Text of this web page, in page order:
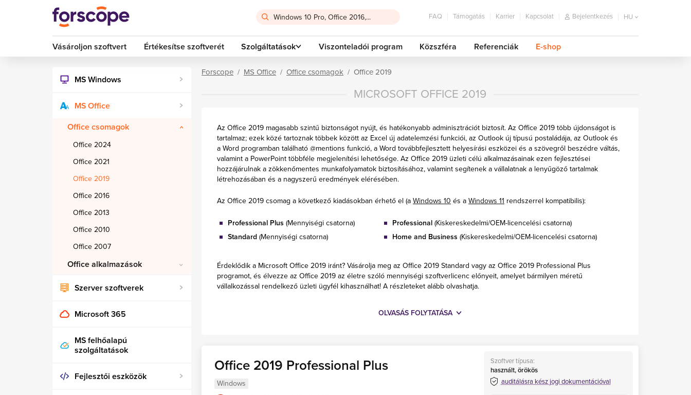
FAQ Támogatás Karrier Kapcsolat Bejelentkezés HU
Vásároljon szoftvert Értékesítse szoftverét Szolgáltatások Viszonteladói program Közszféra Referenciák E-shop
MS Windows
MS Office
Office csomagok
Office 2024
Office 2021
Office 2019
Office 2016
Office 2013
Office 2010
Office 2007
Office alkalmazások
Szerver szoftverek
Microsoft 365
MS felhőalapú
szolgáltatások
Fejlesztői eszközök
Forscope MS Office Office csomagok Office 2019
MICROSOFT OFFICE 2019
Az Office 2019 magasabb szintű biztonságot nyújt, és hatékonyabb adminisztrációt biztosít. Az Office 2019 több újdonságot is
tartalmaz; ezek közé tartoznak többek között az Excel új adatelemzési funkciói, az Outlook új típusú postaládája, az Outlook és
a Word programban található @mentions funkció, a Word továbbfejlesztett helyesírási eszközei és a szövegről beszédre váltás,
valamint a PowerPoint többféle megjelenítési lehetősége. Az Office 2019 üzleti célú alkalmazásainak ezen fejlesztései
hozzájárulnak a zökkenőmentes munkafolyamatok biztosításához, valamint segítenek a vállalatnak a lenyűgöző tartalmak
létrehozásában és a nagyszerű eredmények elérésében.
Az Office 2019 csomag a következő kiadásokban érhető el (a Windows 10 és a Windows 11 rendszerrel kompatibilis):
Professional Plus (Mennyiségi csatorna)
Standard (Mennyiségi csatorna)
Professional(Kiskereskedelmi/OEM-licencelési csatorna)
Home and Business (Kiskereskedelmi/OEM-licencelési csatorna)
Érdeklődik a Microsoft Office 2019 iránt? Vásárolja meg az Office 2019 Standard vagy az Office 2019 Professional Plus
programot, és élvezze az Office 2019 az életre szóló mennyiségi szoftverlicenc előnyeit, amelyet bármilyen méretű
vállalkozással rendelkező üzleti ügyfél kihasználhat! A részleteket alább olvashatja.
OLVASÁS FOLYTATÁSA
Office 2019 Professional Plus
Windows
Szoftver típusa:
használt, örökös
auditálásra kész jogi dokumentációval